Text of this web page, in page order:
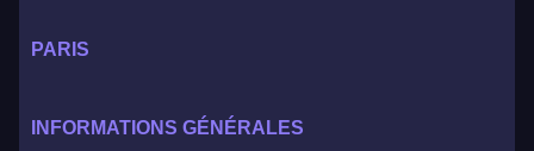
PARIS
INFORMATIONS GÉNÉRALES